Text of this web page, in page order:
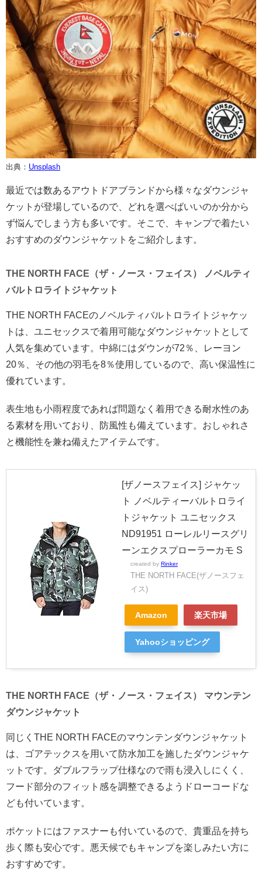
出典： Unsplash
最近では数あるアウトドアブランドから様々なダウンジャ
ケットが登場しているので、どれを選べばいいのか分から
ず悩んでしまう方も多いです。そこで、キャンプで着たい
おすすめのダウンジャケットをご紹介します。
THE NORTH FACE（ザ・ノース・フェイス） ノベルティ
バルトロライトジャケット
THE NORTH FACEのノベルティバルトロライトジャケッ
トは、ユニセックスで着用可能なダウンジャケットとして
人気を集めています。中綿にはダウンが72％、レーヨン
20％、その他の羽毛を8％使用しているので、高い保温性に
優れています。
表生地も小雨程度であれば問題なく着用できる耐水性のあ
る素材を用いており、防風性も備えています。おしゃれさ
と機能性を兼ね備えたアイテムです。
[ザノースフェイス] ジャケッ
ト ノベルティーバルトロライ
トジャケット ユニセックス
ND91951 ローレルリースグリ
ーンエクスプローラーカモ S
created by Rinker
THE NORTH FACE(ザノースフェ
イス)
Amazon 楽天市場
Yahooショッピング
THE NORTH FACE（ザ・ノース・フェイス） マウンテン
ダウンジャケット
同じくTHE NORTH FACEのマウンテンダウンジャケット
は、ゴアテックスを用いて防水加工を施したダウンジャケ
ットです。ダブルフラップ仕様なので雨も浸入しにくく、
フード部分のフィット感を調整できるようドローコードな
ども付いています。
ポケットにはファスナーも付いているので、貴重品を持ち
歩く際も安心です。悪天候でもキャンプを楽しみたい方に
おすすめです。